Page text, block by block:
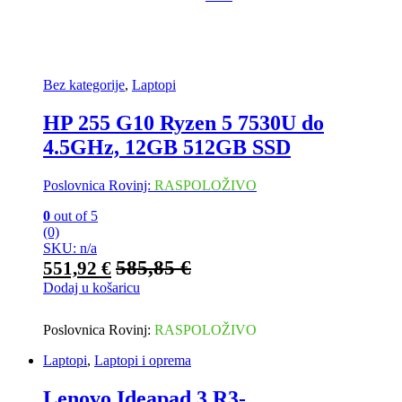
Bez kategorije, Laptopi
HP 255 G10 Ryzen 5 7530U do
4.5GHz, 12GB 512GB SSD
Poslovnica Rovinj: RASPOLOŽIVO
0 out of 5
(0)
SKU: n/a
551,92 € 585,85€
Dodaj u košaricu
Poslovnica Rovinj: RASPOLOŽIVO
Laptopi, Laptopi i oprema